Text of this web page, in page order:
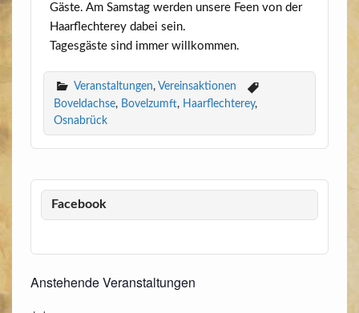
Gäs­te. Am Sams­tag wer­den unse­re Feen von der
Haar­flech­terey dabei sein.
Tages­gäs­te sind immer willkommen.
Veranstaltungen, Vereinsaktionen
Boveldachse, Bovelzumft, Haarflechterey,
Osnabrück
Facebook
Anstehende Veranstaltungen